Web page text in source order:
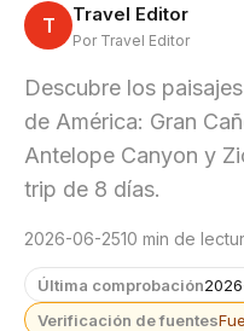
T Travel Editor
Por Travel Editor
Descubre los
de América: Gran
Antelope Canyon y
trip de 8 días.
2026-06-2510 min de
Última comprobación
Verificación de fuentes